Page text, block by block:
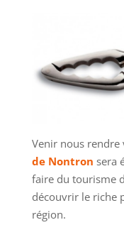
Venir nous rendre
de Nontron sera
faire du tourisme
découvrir le riche
région.